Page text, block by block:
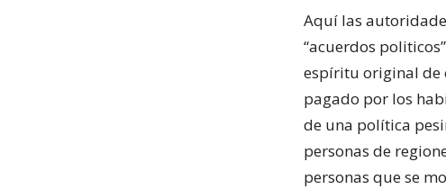
Aquí las
“acuerdos
espíritu original de
pagado por los
de una política
personas de
personas que se